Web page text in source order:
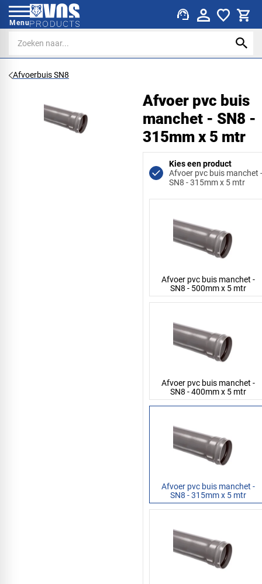
Menu support_agent
Afvoerbuis SN8
Afvoer pvc buis
manchet - SN8 -
315mm x 5 mtr
Kies een product
Afvoer pvc buis manchet
SN8 - 315mm x 5 mtr
Afvoer pvc buis manchet -
SN8 - 500mm x 5 mtr
Afvoer pvc buis manchet -
SN8 - 400mm x 5 mtr
Afvoer pvc buis manchet -
SN8 - 315mm x 5 mtr